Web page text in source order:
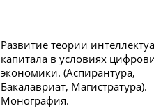
Развитие теории
капитала в условиях
экономики. (Аспирантура,
Бакалавриат, Магистратура).
Монография.